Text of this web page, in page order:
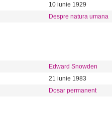
10 iunie 1929
Despre natura umana
Edward Snowden
21 iunie 1983
Dosar permanent